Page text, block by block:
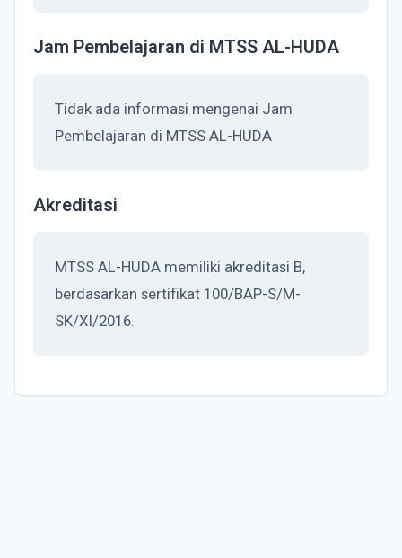
Jam Pembelajaran di MTSS AL-HUDA
Tidak ada informasi mengenai Jam
Pembelajaran di MTSS AL-HUDA
Akreditasi
MTSS AL-HUDA memiliki akreditasi B,
berdasarkan sertifikat 100/BAP-S/M-
SK/XI/2016.